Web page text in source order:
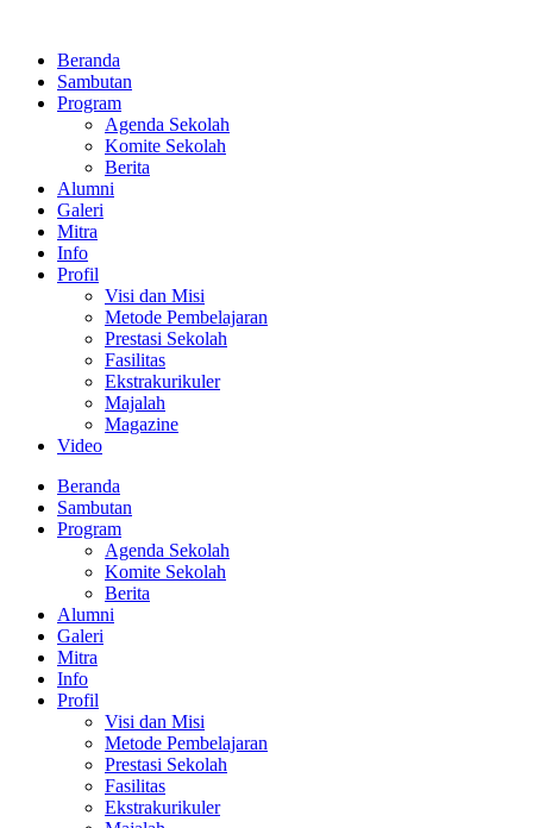
kontenBeranda
Sambutan
Program
Agenda Sekolah
Komite Sekolah
Berita
Alumni
Galeri
Mitra
Info
Profil
Visi dan Misi
Metode Pembelajaran
Prestasi Sekolah
Fasilitas
Ekstrakurikuler
Majalah
Magazine
Video
Beranda
Sambutan
Program
Agenda Sekolah
Komite Sekolah
Berita
Alumni
Galeri
Mitra
Info
Profil
Visi dan Misi
Metode Pembelajaran
Prestasi Sekolah
Fasilitas
Ekstrakurikuler